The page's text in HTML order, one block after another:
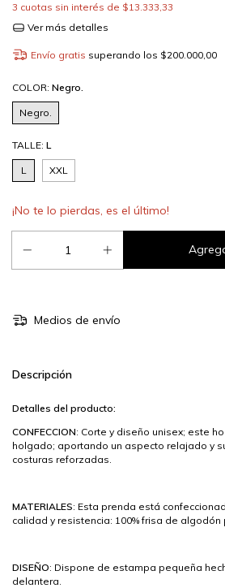
3 cuotas sin interés de $13.333,33
Ver más detalles
Envío gratis superando los $200.000,00
COLOR: Negro.
Negro.
TALLE: L
L XXL
¡No te lo pierdas, es el último!
Medios de envío
Descripción
Detalles del producto:
CONFECCION: Corte y diseño unisex; este
holgado; aportando un aspecto relajado y
costuras reforzadas.
MATERIALES: Esta prenda está
calidad y resistencia: 100% frisa de algodón
DISEÑO: Dispone de estampa pequeña
delantera.